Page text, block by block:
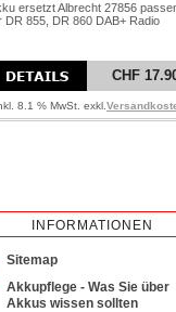
ersetzt Albrecht 27856
DR 855, DR 860 DAB+ Radio
CHF
8.1 % MwSt. exkl.
INFORMATIONEN
Sitemap
Akkupflege - Was Sie über
Akkus wissen sollten